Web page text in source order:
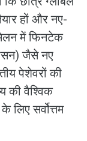
हों और नए-
में फिनटेक
जैसे नए
पेशेवरों की
की वैश्विक
लिए सर्वोत्तम